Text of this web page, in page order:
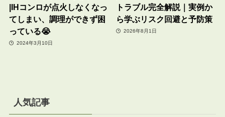
|IHコンロが点火しなくなっ
てしまい、調理ができず困
っている😭
2024年3月10日
トラブル完全解説｜実例か
ら学ぶリスク回避と予防策
2026年8月1日
人気記事